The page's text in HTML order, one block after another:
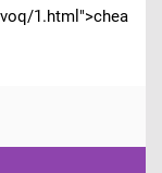
1.html">chea